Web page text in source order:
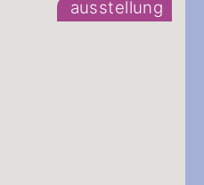
ausstellung